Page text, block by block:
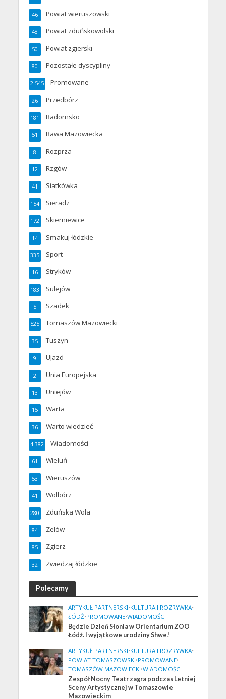
Powiat wieruszowski
46
Powiat zduńskowolski
48
Powiat zgierski
50
Pozostałe dyscypliny
80
Promowane
2 545
Przedbórz
26
Radomsko
181
Rawa Mazowiecka
51
Rozprza
8
Rzgów
12
Siatkówka
41
Sieradz
154
Skierniewice
172
Smakuj łódzkie
14
Sport
335
Stryków
16
Sulejów
183
Szadek
5
Tomaszów Mazowiecki
525
Tuszyn
35
Ujazd
9
Unia Europejska
2
Uniejów
13
Warta
15
Warto wiedzieć
36
Wiadomości
4 382
Wieluń
61
Wieruszów
53
Wolbórz
41
Zduńska Wola
280
Zelów
84
Zgierz
85
Zwiedzaj łódzkie
32
Polecamy
ARTYKUŁ PARTNERSKI•KULTURA I ROZRYWKA•
ŁÓDŹ•PROMOWANE•WIADOMOŚCI
Będzie Dzień Słonia w Orientarium ZOO
Łódź. I wyjątkowe urodziny Shwe!
ARTYKUŁ PARTNERSKI•KULTURA I ROZRYWKA•
POWIAT TOMASZOWSKI•PROMOWANE•
TOMASZÓW MAZOWIECKI•WIADOMOŚCI
Zespół Nocny Teatr zagra podczas Letniej
Sceny Artystycznej w Tomaszowie
Mazowieckim